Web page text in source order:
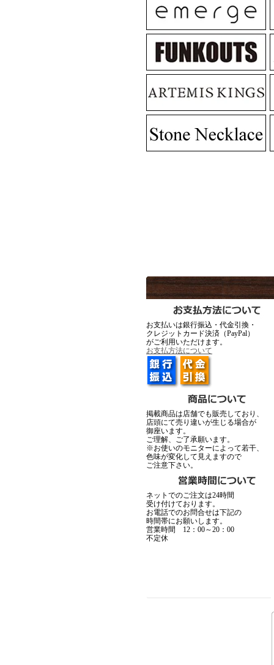
MadGraffiti
Ark silver accessories
▼1月23日アップ
MadGraffiti
▼1月15日アップ
お支払いは銀行振込・代金引換・
クレジットカード決済（PayPal）
がご利用いただけます。
お支払方法について
掲載商品は店舗でも販売しており、
店頭にて売り違いが生じる場合が
御座います。
ご理解、ご了承願います。
※お使いのモニターによって若干、
色味が変化して見えますので
ご注意下さい。
ネットでのご注文は24時間
受け付けております。
お電話でのお問合せは下記の
時間帯にお願いします。
営業時間 12：00～20：00
不定休